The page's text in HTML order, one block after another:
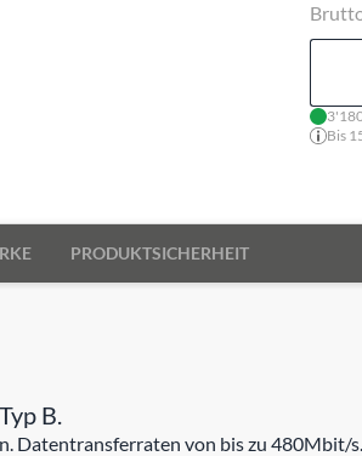
Bis
PRODUKTSICHERHEIT
B.
Datentransferraten von bis zu 480Mbit/s.